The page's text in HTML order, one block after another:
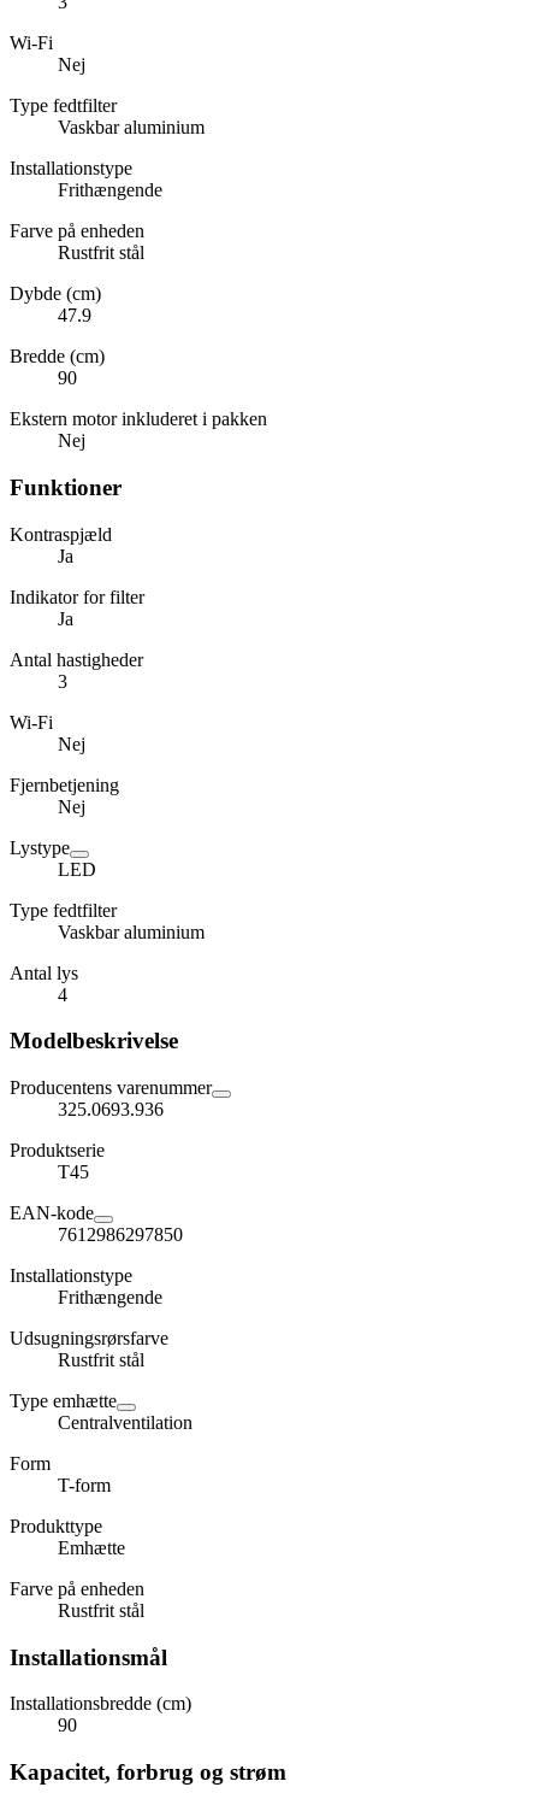
Wi-Fi
Nej
Type fedtfilter
Vaskbar aluminium
Installationstype
Frithængende
Farve på enheden
Rustfrit stål
Dybde (cm)
47.9
Bredde (cm)
90
Ekstern motor inkluderet i pakken
Nej
Funktioner
Kontraspjæld
Ja
Indikator for filter
Ja
Antal hastigheder
3
Wi-Fi
Nej
Fjernbetjening
Nej
Lystype
LED
Type fedtfilter
Vaskbar aluminium
Antal lys
4
Modelbeskrivelse
Producentens varenummer
325.0693.936
Produktserie
T45
EAN-kode
7612986297850
Installationstype
Frithængende
Udsugningsrørsfarve
Rustfrit stål
Type emhætte
Centralventilation
Form
T-form
Produkttype
Emhætte
Farve på enheden
Rustfrit stål
Installationsmål
Installationsbredde (cm)
90
Kapacitet, forbrug og strøm